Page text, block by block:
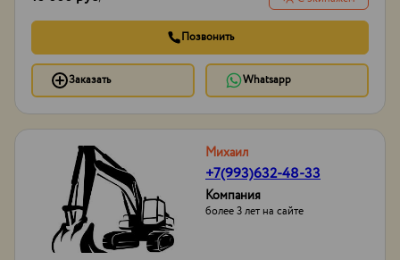
Позвонить
Заказать Whatsapp
Михаил
+7(993)632-48-33
Компания
более 3 лет на сайте